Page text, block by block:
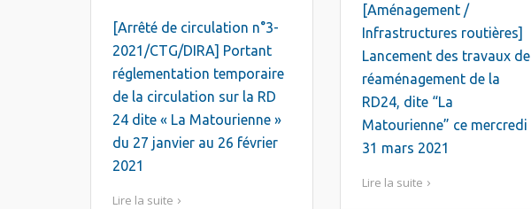
[Aménagement /
Infrastructures routières]
Lancement des travaux de
réaménagement de la
RD24, dite “La
Matourienne” ce mercredi
31 mars 2021
Lire la suite
[Arrêté de circulation n°3-
2021/CTG/DIRA] Portant
réglementation temporaire
de la circulation sur la RD
24 dite « La Matourienne »
du 27 janvier au 26 février
2021
Lire la suite